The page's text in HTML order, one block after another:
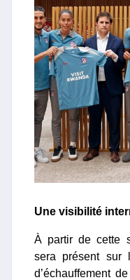
Une visibilité
À partir de cette
sera présent sur
d’échauffement